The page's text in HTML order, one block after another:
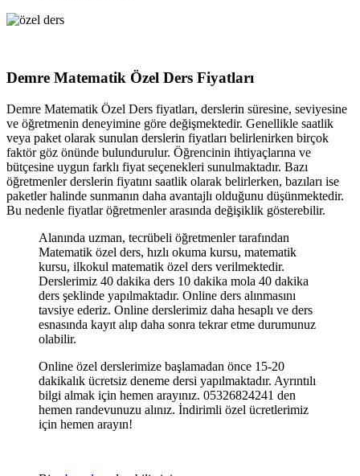
Demre Matematik Özel Ders Fiyatları
Demre Matematik Özel Ders fiyatları, derslerin süresine, seviyesine
ve öğretmenin deneyimine göre değişmektedir. Genellikle saatlik
veya paket olarak sunulan derslerin fiyatları belirlenirken birçok
faktör göz önünde bulundurulur. Öğrencinin ihtiyaçlarına ve
bütçesine uygun farklı fiyat seçenekleri sunulmaktadır. Bazı
öğretmenler derslerin fiyatını saatlik olarak belirlerken, bazıları ise
paketler halinde sunmanın daha avantajlı olduğunu düşünmektedir.
Bu nedenle fiyatlar öğretmenler arasında değişiklik gösterebilir.
Alanında uzman, tecrübeli öğretmenler tarafından
Matematik özel ders, hızlı okuma kursu, matematik
kursu, ilkokul matematik özel ders verilmektedir.
Derslerimiz 40 dakika ders 10 dakika mola 40 dakika
ders şeklinde yapılmaktadır. Online ders alınmasını
tavsiye ederiz. Online derslerimiz daha hesaplı ve ders
esnasında kayıt alıp daha sonra tekrar etme durumunuz
olabilir.
Online özel derslerimize başlamadan önce 15-20
dakikalık ücretsiz deneme dersi yapılmaktadır. Ayrıntılı
bilgi almak için hemen arayınız. 05326824241 den
hemen randevunuzu alınız. İndirimli özel ücretlerimiz
için hemen arayın!